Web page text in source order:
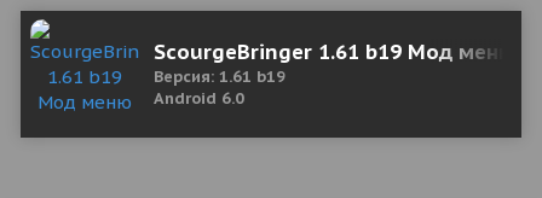
ScourgeBringer 1.61 b19 Мод меню
Версия: 1.61 b19
Android 6.0